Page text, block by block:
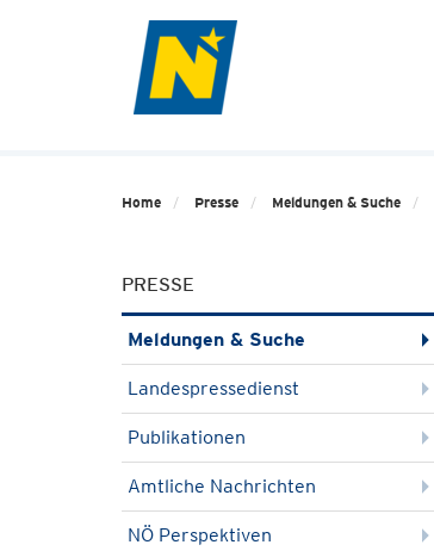
Home Presse Meldungen & Suche
PRESSE
Meldungen & Suche
Landespressedienst
Publikationen
Amtliche Nachrichten
NÖ Perspektiven